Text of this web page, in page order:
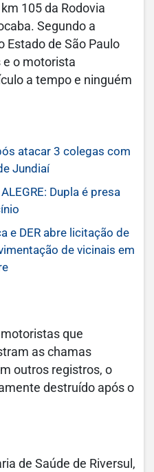
105 da Rodovia
Segundo a
Estado de São Paulo
e o motorista
a tempo e ninguém
atacar 3 colegas com
Jundiaí
Dupla é presa
e DER abre licitação de
de vicinais em
que
as chamas
outros registros, o
destruído após o
de Saúde de Riversul,